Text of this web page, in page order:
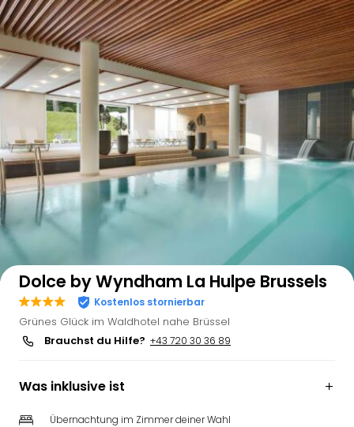
Auf der Karte anzeigen
Dolce by Wyndham La Hulpe Brussels
Kostenlos stornierbar
Grünes Glück im Waldhotel nahe Brüssel
Brauchst du Hilfe? +43 720 30 36 89
Was inklusive ist
Übernachtung im Zimmer deiner Wahl